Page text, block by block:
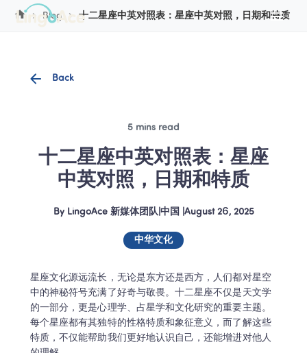
Blog 十二星座中英对照表：星座中英对照，日期和特质
Back
5 mins read
十二星座中英对照表：星座
中英对照，日期和特质
By LingoAce 新媒体团队|中国 August 26, 2025
中华文化
星座文化源远流长，无论是东方还是西方，人们都对星空
中的神秘符号充满了好奇与敬畏。十二星座不仅是天文学
的一部分，更是心理学、占星学和文化研究的重要主题。
每个星座都有其独特的性格特质和象征意义，而了解这些
特质，不仅能帮助我们更好地认识自己，还能增进对他人
Cookie Manager